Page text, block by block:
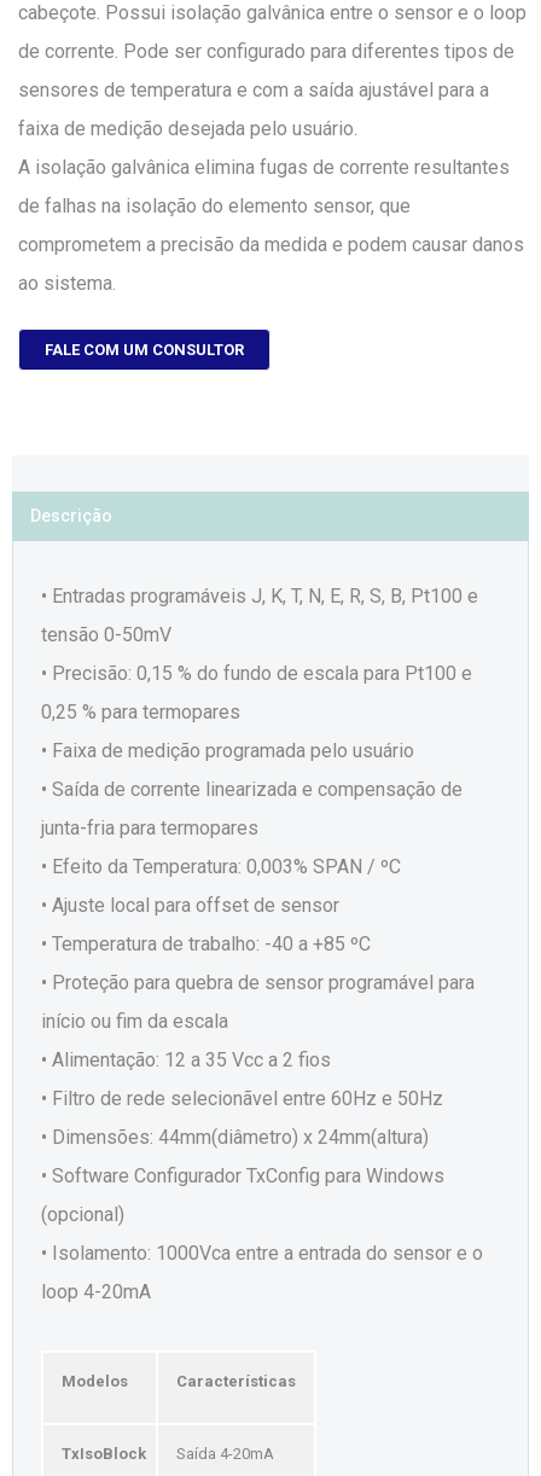
cabeçote. Possui isolação galvânica entre o sensor e o loop
de corrente. Pode ser configurado para diferentes tipos de
sensores de temperatura e com a saída ajustável para a
faixa de medição desejada pelo usuário.
A isolação galvânica elimina fugas de corrente resultantes
de falhas na isolação do elemento sensor, que
comprometem a precisão da medida e podem causar danos
ao sistema.
FALE COM UM CONSULTOR
Descrição
• Entradas programáveis J, K, T, N, E, R, S, B, Pt100 e
tensão 0-50mV
• Precisão: 0,15 % do fundo de escala para Pt100 e
0,25 % para termopares
• Faixa de medição programada pelo usuário
• Saída de corrente linearizada e compensação de
junta-fria para termopares
• Efeito da Temperatura: 0,003% SPAN / ºC
• Ajuste local para offset de sensor
• Temperatura de trabalho: -40 a +85 ºC
• Proteção para quebra de sensor programável para
início ou fim da escala
• Alimentação: 12 a 35 Vcc a 2 fios
• Filtro de rede selecionãvel entre 60Hz e 50Hz
• Dimensões: 44mm(diâmetro) x 24mm(altura)
• Software Configurador TxConfig para Windows
(opcional)
• Isolamento: 1000Vca entre a entrada do sensor e o
loop 4-20mA
Modelos Características
TxIsoBlock Saída 4-20mA